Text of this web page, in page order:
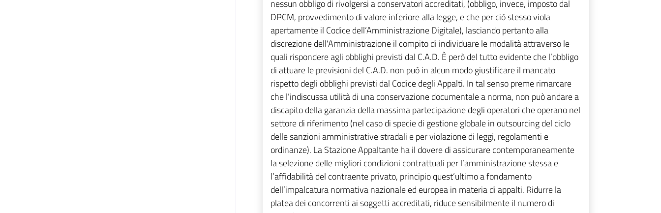
nessun obbligo di rivolgersi a conservatori accreditati, (obbligo, invece, imposto dal
DPCM, provvedimento di valore inferiore alla legge, e che per ciò stesso viola
apertamente il Codice dell’Amministrazione Digitale), lasciando pertanto alla
discrezione dell'Amministrazione il compito di individuare le modalità attraverso le
quali rispondere agli obblighi previsti dal C.A.D. È però del tutto evidente che l’obbligo
di attuare le previsioni del C.A.D. non può in alcun modo giustificare il mancato
rispetto degli obblighi previsti dal Codice degli Appalti. In tal senso preme rimarcare
che l’indiscussa utilità di una conservazione documentale a norma, non può andare a
discapito della garanzia della massima partecipazione degli operatori che operano nel
settore di riferimento (nel caso di specie di gestione globale in outsourcing del ciclo
delle sanzioni amministrative stradali e per violazione di leggi, regolamenti e
ordinanze). La Stazione Appaltante ha il dovere di assicurare contemporaneamente
la selezione delle migliori condizioni contrattuali per l’amministrazione stessa e
l’affidabilità del contraente privato, principio quest’ultimo a fondamento
dell’impalcatura normativa nazionale ed europea in materia di appalti. Ridurre la
platea dei concorrenti ai soggetti accreditati, riduce sensibilmente il numero di